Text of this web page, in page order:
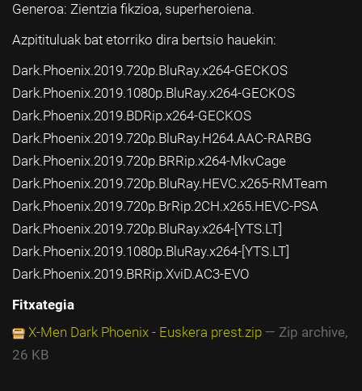
Generoa: Zientzia fikzioa, superheroiena.
Azpitituluak bat etorriko dira bertsio hauekin:
Dark.Phoenix.2019.720p.BluRay.x264-GECKOS
Dark.Phoenix.2019.1080p.BluRay.x264-GECKOS
Dark.Phoenix.2019.BDRip.x264-GECKOS
Dark.Phoenix.2019.720p.BluRay.H264.AAC-RARBG
Dark.Phoenix.2019.720p.BRRip.x264-MkvCage
Dark.Phoenix.2019.720p.BluRay.HEVC.x265-RMTeam
Dark.Phoenix.2019.720p.BrRip.2CH.x265.HEVC-PSA
Dark.Phoenix.2019.720p.BluRay.x264-[YTS.LT]
Dark.Phoenix.2019.1080p.BluRay.x264-[YTS.LT]
Dark.Phoenix.2019.BRRip.XviD.AC3-EVO
Fitxategia
X-Men Dark Phoenix - Euskera prest.zip — Zip archive,
26 KB